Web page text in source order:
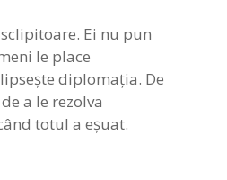
Ei nu pun
le place
diplomaţia. De
a le rezolva
totul a eşuat.